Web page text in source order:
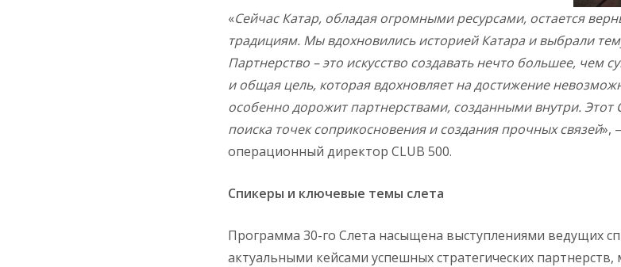
«Сейчас Катар, обладая огромными ресурсами, остается
традициям. Мы вдохновились историей Катара и выбрали
Партнерство – это искусство создавать нечто большее, чем
и общая цель, которая вдохновляет на достижение
особенно дорожит партнерствами, созданными внутри.
поиска точек соприкосновения и создания прочных связей»,
операционный директор CLUB 500.
Спикеры и ключевые темы слета
Программа 30-го Слета насыщена выступлениями ведущих
актуальными кейсами успешных стратегических